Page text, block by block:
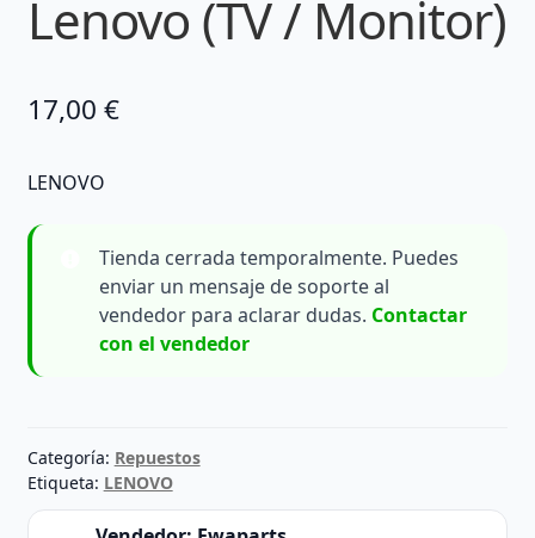
Lenovo (TV / Monitor)
17,00 €
LENOVO
Tienda cerrada temporalmente. Puedes
enviar un mensaje de soporte al
vendedor para aclarar dudas. Contactar
con el vendedor
Categoría: Repuestos
Etiqueta: LENOVO